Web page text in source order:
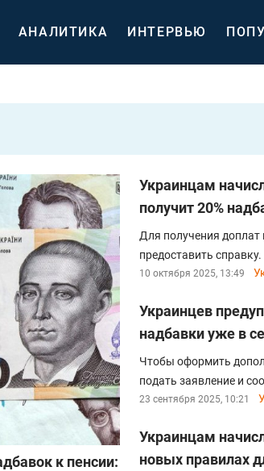
АНАЛИТИКА ИНТЕРВЬЮ
к пенсии:
Украинцам
получит 20%
Для получения
предоставить справку.
10 октября 2025, 13:49
Украинцев
надбавки уже в
Чтобы оформить
подать заявление и
23 сентября 2025, 10:21
Украинцам
новых правилах